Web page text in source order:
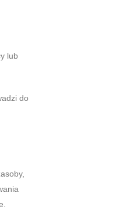
lub
do